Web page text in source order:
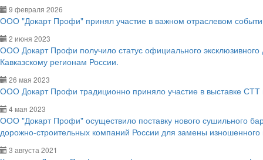
9 февраля 2026
ООО "Докарт Профи" принял участие в важном отраслевом
2 июня 2023
ООО Докарт Профи получило статус официального
Кавказскому регионам России.
26 мая 2023
ООО Докарт Профи традиционно приняло участие в выставке СТТ
4 мая 2023
ООО "Докарт Профи" осуществило поставку нового сушильного
дорожно-строительных компаний России для замены
3 августа 2021